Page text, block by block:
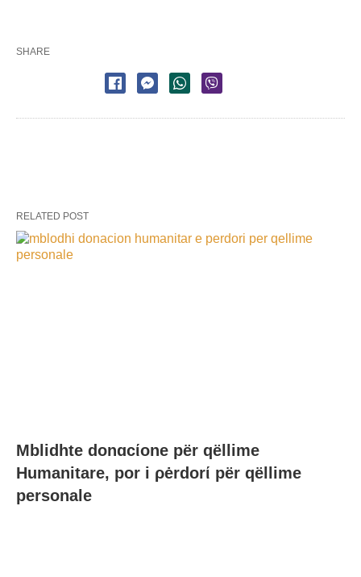
SHARE
RELATED POST
Mblidhte donɑcίone për qëllime
Humanitare, por i ρėrdorί për qëllime
personale